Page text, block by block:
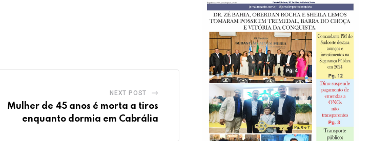
NEXT POST
Mulher de 45 anos é morta a tiros
enquanto dormia em Cabrália